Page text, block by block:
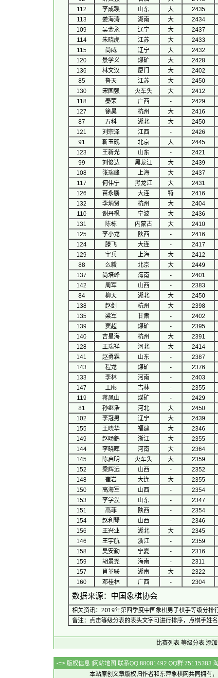
112
李成蹊 山东 大
2435
113
姜海涛 湖南 大
2434
109
吴金永 辽宁 大
2437
114
朱晓虎 江苏 大
2433
115
尚威 辽宁 大
2432
120
景学义 煤矿 大
2428
136
林文汉 厦门 大
2402
85
鲁天 江苏 大
2450
130
宋国强 火车头 大
2412
118
秦荣 广西 -
2429
127
徐昊 杭州 大
2416
87
万科 湖北 大
2450
121
刘宗泽 江西 -
2426
91
靳玉砚 北京 大
2445
123
王新光 山东 -
2421
99
刘俊达 黑龙江 大
2439
108
张瑞峰 上海 大
2437
117
何伟宁 黑龙江 大
2431
126
苗永鹏 大连 特
2416
132
李炳贤 杭州 大
2404
110
谢丹枫 宁波 大
2436
131
陈栋 内蒙古 大
2410
125
李小龙 陕西 -
2416
124
滕飞 大连 -
2417
129
宇兵 上海 大
2412
88
么毅 北京 大
2449
137
尚培峰 海南 -
2401
142
周军 山西 -
2383
84
柳天 湖北 大
2450
138
赵剑 杭州 大
2398
135
梁军 甘肃 -
2402
139
窦超 煤矿 -
2395
140
吉星海 杭州 大
2391
128
王瑞祥 河北 大
2414
141
赵勇霖 山东 -
2387
143
程龙 煤矿 -
2376
133
李林 河南 -
2403
147
王廓 吉林 -
2355
119
蒋凤山 煤矿 -
2429
81
孙继浩 河北 大
2450
102
李冠男 辽宁 大
2439
155
王晓华 福建 大
2346
149
赵旸鹤 浙江 大
2355
144
李晓晖 河南 大
2364
145
陈启明 火车头 大
2359
152
梁辉远 山西 -
2352
148
崔岩 大连 大
2355
150
高海军 山西 -
2354
153
李学淏 山东 -
2347
151
高菲 陕西 -
2354
154
赵利琴 山西 -
2346
156
王兴业 湖北 大
2345
146
王宇航 浙江 -
2359
158
吴安勤 宁夏 -
2316
159
胡景尧 海南 -
2311
157
肖革联 湖南 大
2322
160
邓桂林 广西 - 2304
数据来源：中国象棋协会
相关资讯： 2019年第四季度中国象棋男子棋手等级分排
备注：点击等级分表的表头文字可进行排序，点棋手姓
比赛列表 等级分表 添
-=> 版权信息 [网站地图 联系QQ:88081492 QQ群:75115383
本站原创文章版权归作者和 东萍象棋网共同拥有